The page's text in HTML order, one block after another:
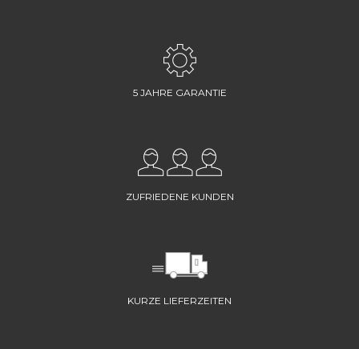
5 JAHRE GARANTIE
ZUFRIEDENE KUNDEN
KURZE LIEFERZEITEN